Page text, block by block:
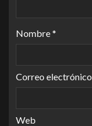
Nombre*
Correo electrónico
Web